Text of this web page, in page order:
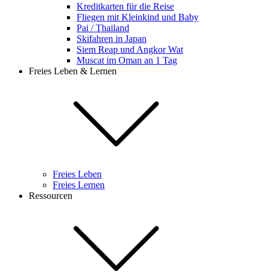
Kreditkarten für die Reise
Fliegen mit Kleinkind und Baby
Pai / Thailand
Skifahren in Japan
Siem Reap und Angkor Wat
Muscat im Oman an 1 Tag
Freies Leben & Lernen
Freies Leben
Freies Lernen
Ressourcen